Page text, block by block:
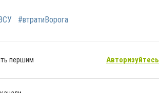
#втратиВорога
першим Авторизуйтесь